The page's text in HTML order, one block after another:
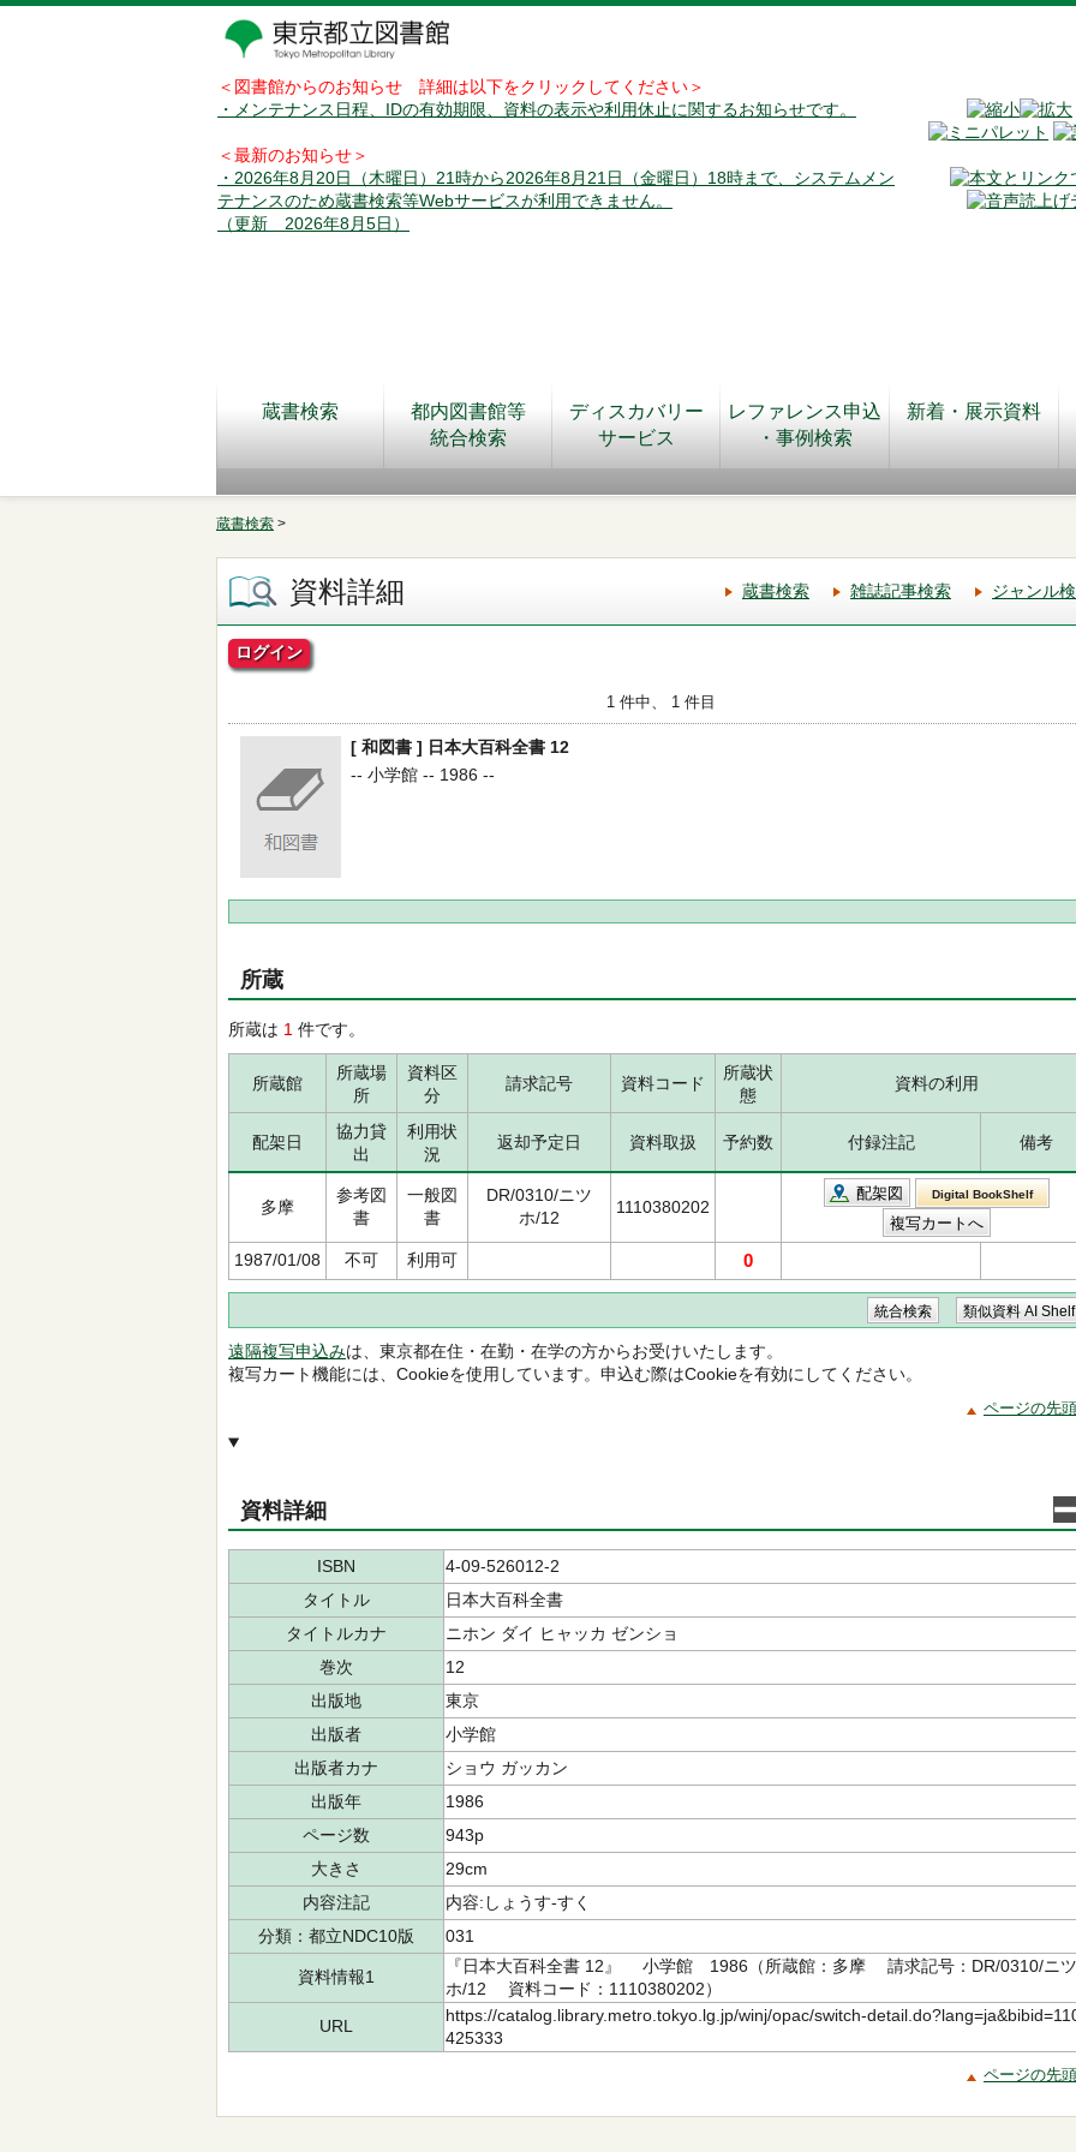
＜図書館からのお知らせ 詳細は以下をクリックしてください＞
・メンテナンス日程、IDの有効期限、資料の表示や利用休止に関するお知らせです。
＜最新のお知らせ＞
・2026年8月20日（木曜日）21時から2026年8月21日（金曜日）18時まで、システムメン
テナンスのため蔵書検索等Webサービスが利用できません。
（更新 2026年8月5日）
蔵書検索
都内図書館等
統合検索
ディスカバリー
サービス
レファレンス申込
・事例検索
新着・展示資料
蔵書検索 >
資料詳細 蔵書検索 雑誌記事検索 ジャンル
ログイン
1 件中、 1 件目
[ 和図書 ] 日本大百科全書 12
-- 小学館 -- 1986 --
所蔵
所蔵は 1 件です。
所蔵館
所蔵場
所
資料区
分
請求記号 資料コード
所蔵状
態
資料の利用
配架日
協力貸
出
利用状
況
返却予定日 資料取扱 予約数 付録注記 備考
多摩
参考図
書
一般図
書
DR/0310/ニツ
ホ/12
1110380202
配架図 Digital BookShelf
1987/01/08 不可 利用可 0
遠隔複写申込みは、東京都在住・在勤・在学の方からお受けいたします。
複写カート機能には、Cookieを使用しています。申込む際はCookieを有効にしてください。
ページの先
資料詳細
ISBN
4-09-526012-2
タイトル
日本大百科全書
タイトルカナ
ニホン ダイ ヒャッカ ゼンショ
巻次
12
出版地
東京
出版者
小学館
出版者カナ
ショウ ガッカン
出版年
1986
ページ数
943p
大きさ
29cm
内容注記
内容:しょうす-すく
分類：都立NDC10版
031
資料情報1
『日本大百科全書 12』 小学館 1986（所蔵館：多摩 請求記号：DR/0310/ニツ
ホ/12 資料コード：1110380202）
URL
https://catalog.library.metro.tokyo.lg.jp/winj/opac/switch-
425333
ページの先